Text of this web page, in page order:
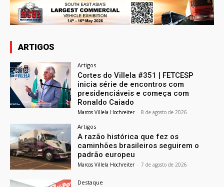
ARTIGOS
Artigos
Cortes do Villela #351 | FETCESP
inicia série de encontros com
presidenciáveis e começa com
Ronaldo Caiado
Marcos Villela Hochreiter - 8 de agosto de 2026
Artigos
A razão histórica que fez os
caminhões brasileiros seguirem o
padrão europeu
Marcos Villela Hochreiter - 7 de agosto de 2026
Destaque